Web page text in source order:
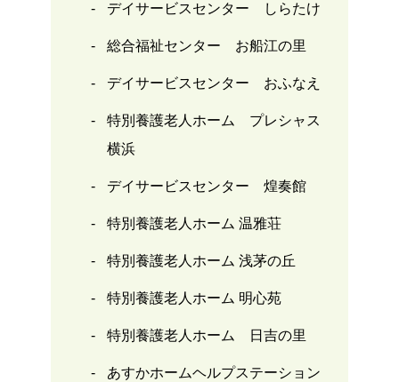
デイサービスセンター しらたけ
総合福祉センター お船江の里
デイサービスセンター おふなえ
特別養護老人ホーム プレシャス
横浜
デイサービスセンター 煌奏館
特別養護老人ホーム 温雅荘
特別養護老人ホーム 浅茅の丘
特別養護老人ホーム 明心苑
特別養護老人ホーム 日吉の里
あすかホームヘルプステーション